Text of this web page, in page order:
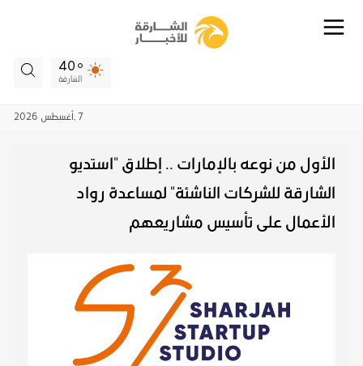
40
الشارقة
7 , أغسطس 2026
الأول من نوعه بالإمارات .. إطلاق "استديو
الشارقة للشركات الناشئة" لمساعدة رواد
الأعمال على تأسيس مشاريعهم